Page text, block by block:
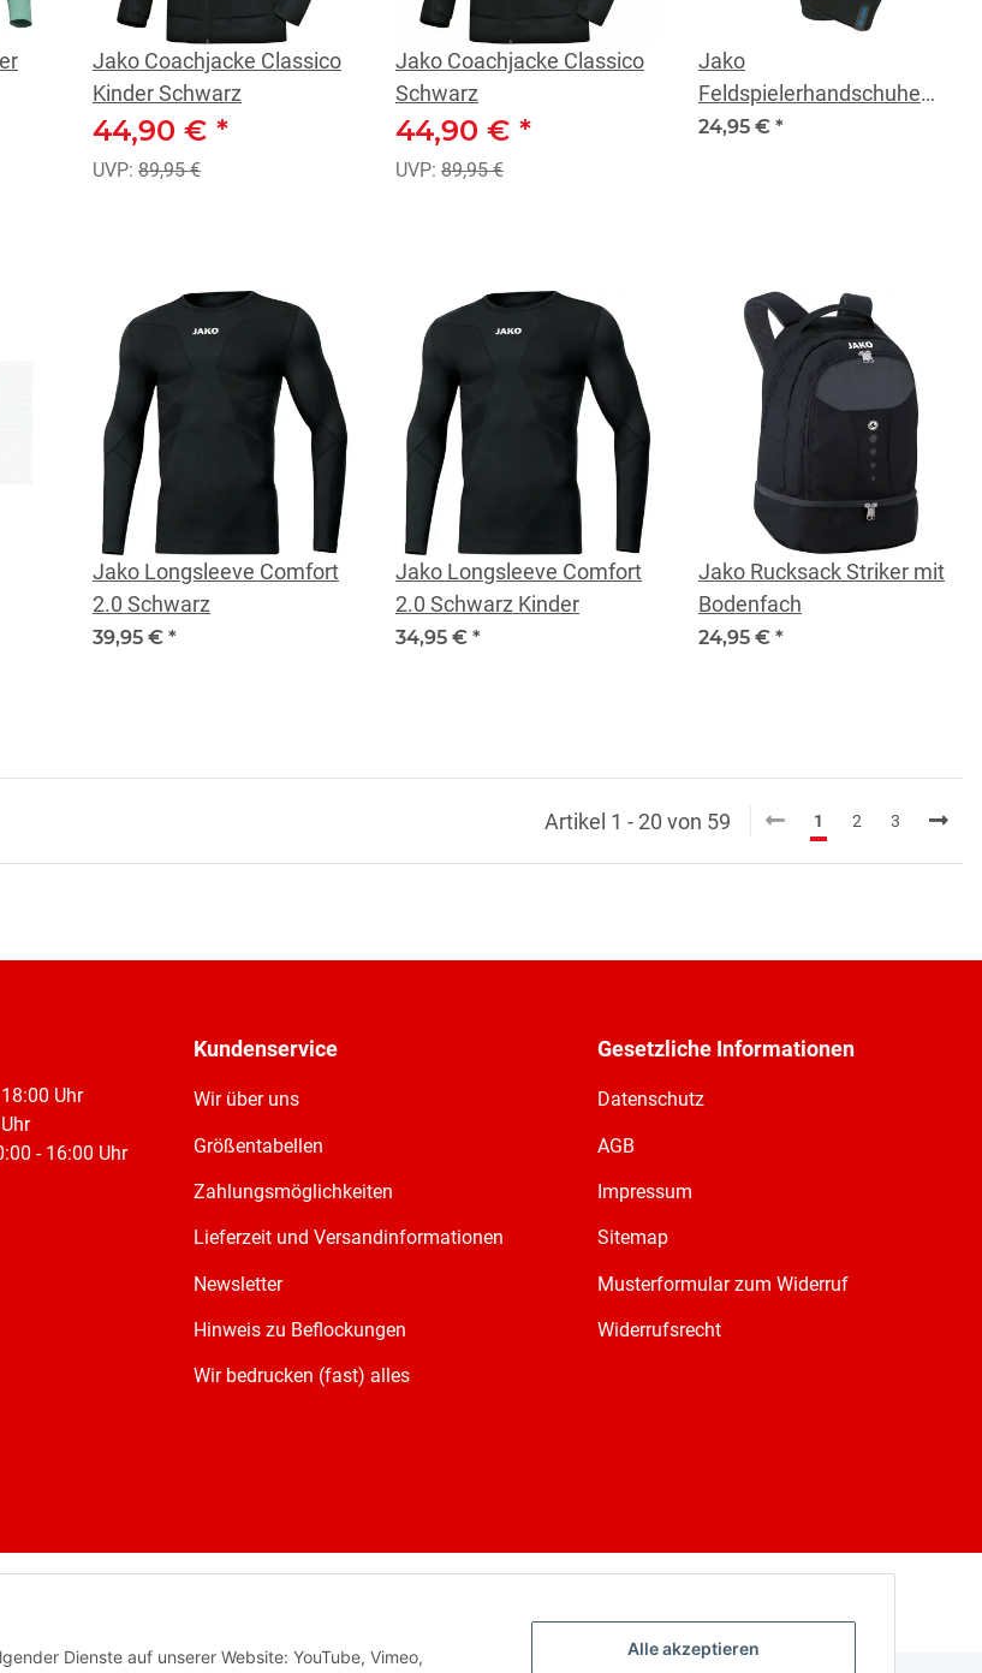
Alle akzeptieren
Dienste auf unserer Website: YouTube, Vimeo,
Jako Coachjacke Classico
Kinder Schwarz
44,90 € *
UVP: 89,95 €
Jako Coachjacke Classico
Schwarz
44,90 € *
UVP: 89,95 €
Jako
Feldspielerhandschuhe
Funktion Warm
24,95 € *
Jako Longsleeve Comfort
2.0 Schwarz
39,95 € *
Jako Longsleeve Comfort
2.0 Schwarz Kinder
34,95 € *
Jako Rucksack Striker mit
Bodenfach
24,95 € *
Artikel 1 - 20 von 59 1 2 3
Uhr
- 16:00 Uhr
Kundenservice
Wir über uns
Größentabellen
Zahlungsmöglichkeiten
Lieferzeit und Versandinformationen
Newsletter
Hinweis zu Beflockungen
Wir bedrucken (fast) alles
Gesetzliche Informationen
Datenschutz
AGB
Impressum
Sitemap
Musterformular zum Widerruf
Widerrufsrecht